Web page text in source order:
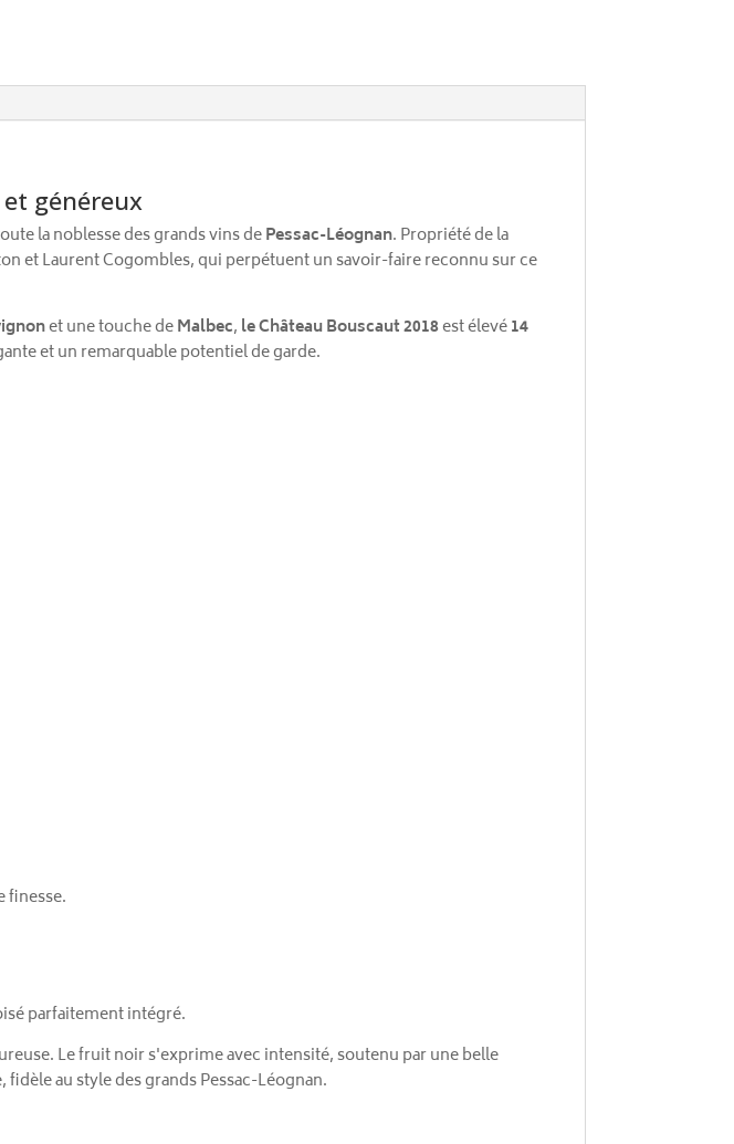
et généreux
la noblesse des grands vins dePessac-Léognan. Propriété de la
et Laurent Cogombles, qui perpétuent un savoir-faire reconnu sur ce
et une touche deMalbec, le Château Bouscaut 2018est élevé14
et un remarquable potentiel de garde.
finesse.
parfaitement intégré.
Le fruit noir s'exprime avec intensité, soutenu par une belle
au style des grands Pessac-Léognan.